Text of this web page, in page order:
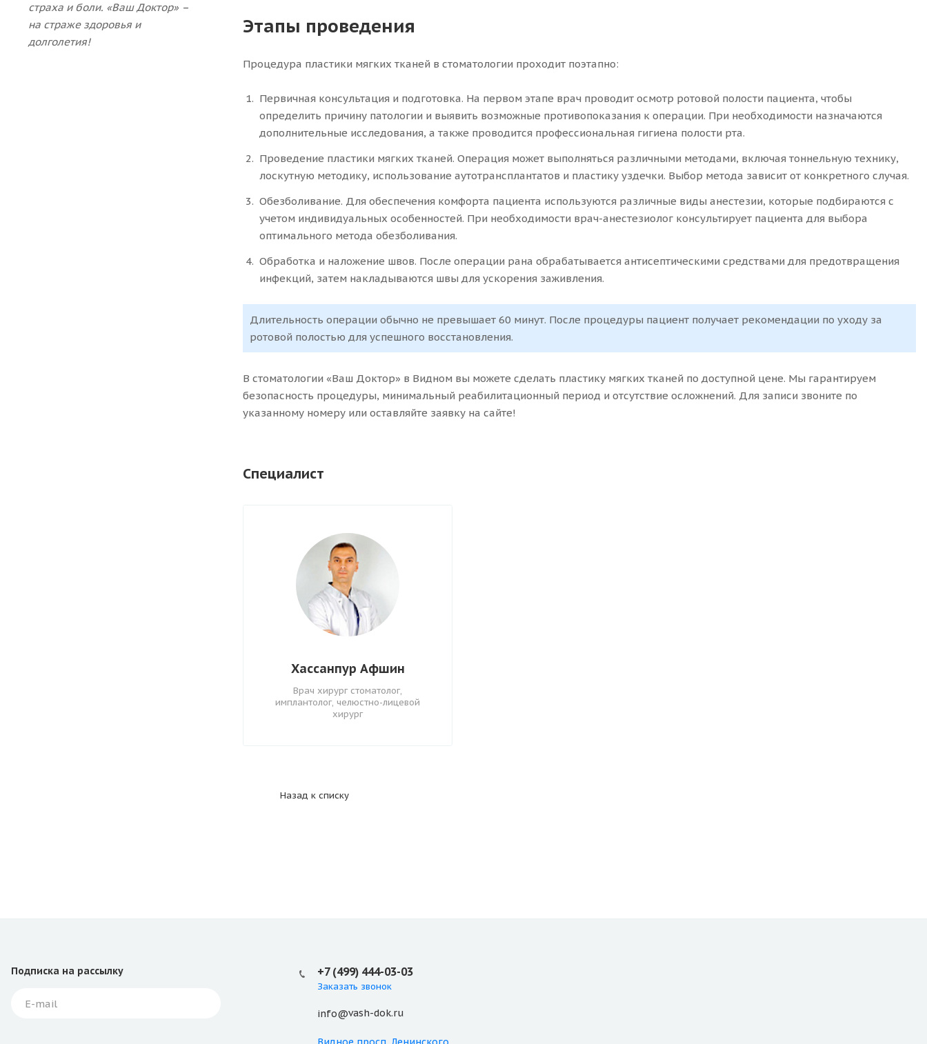
страха и боли. «Ваш Доктор» –
на страже здоровья и
долголетия!
Этапы проведения
Процедура пластики мягких тканей в стоматологии проходит поэтапно:
Первичная консультация и подготовка. На первом этапе врач проводит осмотр ротовой полости пациента, чтобы
определить причину патологии и выявить возможные противопоказания к операции. При необходимости назначаются
дополнительные исследования, а также проводится профессиональная гигиена полости рта.
Проведение пластики мягких тканей. Операция может выполняться различными методами, включая тоннельную технику,
лоскутную методику, использование аутотрансплантатов и пластику уздечки. Выбор метода зависит от конкретного случая.
Обезболивание. Для обеспечения комфорта пациента используются различные виды анестезии, которые подбираются с
учетом индивидуальных особенностей. При необходимости врач-анестезиолог консультирует пациента для выбора
оптимального метода обезболивания.
Обработка и наложение швов. После операции рана обрабатывается антисептическими средствами для предотвращения
инфекций, затем накладываются швы для ускорения заживления.
Длительность операции обычно не превышает 60 минут. После процедуры пациент получает рекомендации по уходу за
ротовой полостью для успешного восстановления.
В стоматологии «Ваш Доктор» в Видном вы можете сделать пластику мягких тканей по доступной цене. Мы гарантируем
безопасность процедуры, минимальный реабилитационный период и отсутствие осложнений. Для записи звоните по
указанному номеру или оставляйте заявку на сайте!
Специалист
Хассанпур Афшин
Врач хирург стоматолог,
имплантолог, челюстно-лицевой
хирург
Назад к списку
Подписка на рассылку +7 (499) 444-03-03
Заказать звонок
info@vash-dok.ru